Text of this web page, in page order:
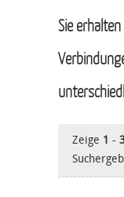
Sie
Zeige 1 -